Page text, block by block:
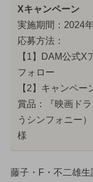
Xキャンペーン
実施期間：2024
応募方法：
【1】DAM公式X
フォロー
【2】キャンペー
賞品：『映画ド
うシンフォニー
様
藤子・F・不二雄